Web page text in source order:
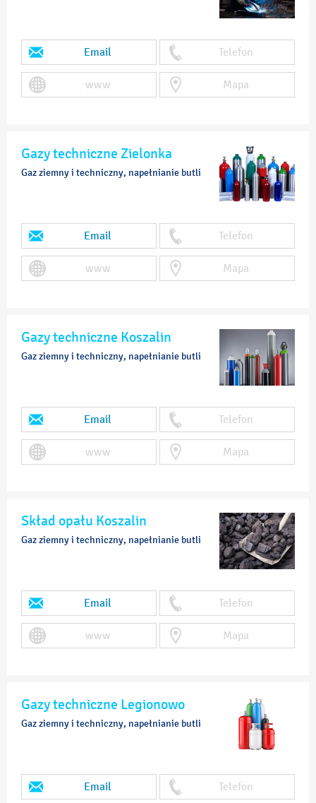
Email Telefon
www Mapa
Gazy techniczne Zielonka
Gaz ziemny i techniczny, napełnianie butli
Email Telefon
www Mapa
Gazy techniczne Koszalin
Gaz ziemny i techniczny, napełnianie butli
Email Telefon
www Mapa
Skład opału Koszalin
Gaz ziemny i techniczny, napełnianie butli
Email Telefon
www Mapa
Gazy techniczne Legionowo
Gaz ziemny i techniczny, napełnianie butli
Email Telefon